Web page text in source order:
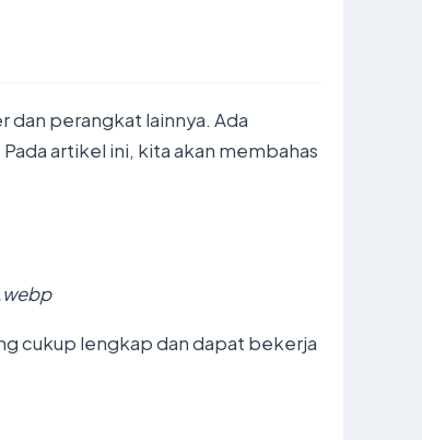
perangkat lainnya. Ada
artikel ini, kita akan membahas
cukup lengkap dan dapat bekerja